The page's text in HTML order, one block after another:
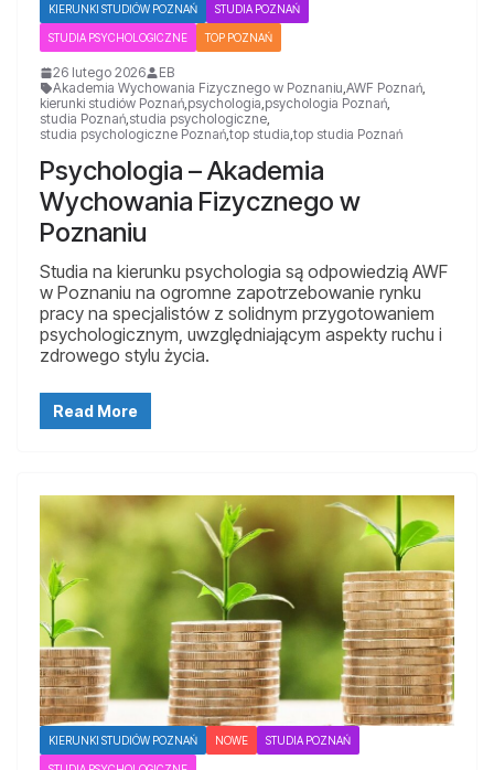
KIERUNKI STUDIÓW POZNAŃ STUDIA POZNAŃ
STUDIA PSYCHOLOGICZNE TOP POZNAŃ
26 lutego 2026
EB
Akademia Wychowania Fizycznego w Poznaniu AWF Poznań
kierunki studiów Poznań psychologia psychologia Poznań
studia Poznań studia psychologiczne
studia psychologiczne Poznań top studia top studia Poznań
Psychologia – Akademia
Wychowania Fizycznego w
Poznaniu
Studia na kierunku psychologia są odpowiedzią AWF
w Poznaniu na ogromne zapotrzebowanie rynku
pracy na specjalistów z solidnym przygotowaniem
psychologicznym, uwzględniającym aspekty ruchu i
zdrowego stylu życia.
Read More
KIERUNKI STUDIÓW POZNAŃ NOWE STUDIA POZNAŃ